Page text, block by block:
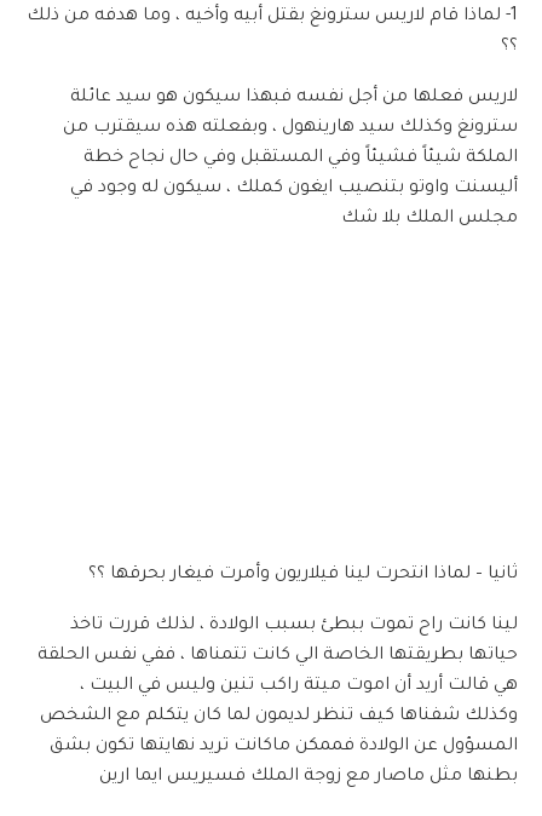
1- لماذا قام لاريس سترونغ بقتل أبيه وأخيه ، وما هدفه من ذلك
؟؟
لاريس فعلها من أجل نفسه فبهذا سيكون هو سيد عائلة
سترونغ وكذلك سيد هارينهول ، وبفعلته هذه سيقترب من
الملكة شيئاً فشيئاً وفي المستقبل وفي حال نجاح خطة
أليسنت واوتو بتنصيب ايغون كملك ، سيكون له وجود في
مجلس الملك بلا شك
ثانيا – لماذا انتحرت لينا فيلاريون وأمرت فيغار بحرقها ؟؟
لينا كانت راح تموت ببطئ بسبب الولادة ، لذلك قررت تاخذ
حياتها بطريقتها الخاصة الي كانت تتمناها ، ففي نفس الحلقة
هي قالت أريد أن اموت ميتة راكب تنين وليس في البيت ،
وكذلك شفناها كيف تنظر لديمون لما كان يتكلم مع الشخص
المسؤول عن الولادة فممكن ماكانت تريد نهايتها تكون بشق
بطنها مثل ماصار مع زوجة الملك فسيريس ايما ارين